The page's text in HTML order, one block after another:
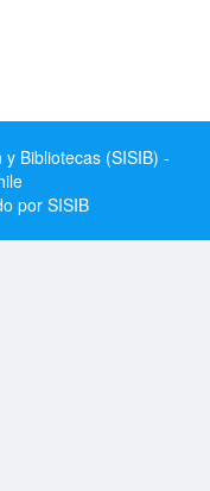
Bibliotecas (SISIB) -
por SISIB